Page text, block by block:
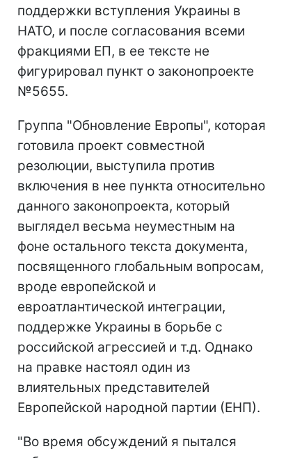
поддержки вступления Украины в
НАТО, и после согласования всеми
фракциями ЕП, в ее тексте не
фигурировал пункт о законопроекте
№5655.
Группа "Обновление Европы", которая
готовила проект совместной
резолюции, выступила против
включения в нее пункта относительно
данного законопроекта, который
выглядел весьма неуместным на
фоне остального текста документа,
посвященного глобальным вопросам,
вроде европейской и
евроатлантической интеграции,
поддержке Украины в борьбе с
российской агрессией и т.д. Однако
на правке настоял один из
влиятельных представителей
Европейской народной партии (ЕНП).
"Во время обсуждений я пытался